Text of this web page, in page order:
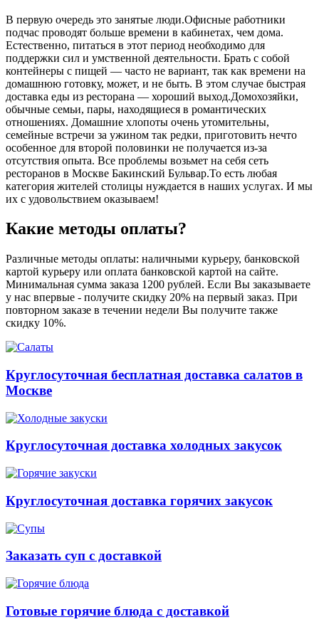
В первую очередь это занятые люди.Офисные работники
подчас проводят больше времени в кабинетах, чем дома.
Естественно, питаться в этот период необходимо для
поддержки сил и умственной деятельности. Брать с собой
контейнеры с пищей ― часто не вариант, так как времени на
домашнюю готовку, может, и не быть. В этом случае быстрая
доставка еды из ресторана ― хороший выход.Домохозяйки,
обычные семьи, пары, находящиеся в романтических
отношениях. Домашние хлопоты очень утомительны,
семейные встречи за ужином так редки, приготовить нечто
особенное для второй половинки не получается из-за
отсутствия опыта. Все проблемы возьмет на себя сеть
ресторанов в Москве Бакинский Бульвар.То есть любая
категория жителей столицы нуждается в наших услугах. И мы
их с удовольствием оказываем!
Какие методы оплаты?
Различные методы оплаты: наличными курьеру, банковской
картой курьеру или оплата банковской картой на сайте.
Минимальная сумма заказа 1200 рублей. Если Вы заказываете
у нас впервые - получите скидку 20% на первый заказ. При
повторном заказе в течении недели Вы получите также
скидку 10%.
Круглосуточная бесплатная доставка салатов в
Москве
Круглосуточная доставка холодных закусок
Круглосуточная доставка горячих закусок
Заказать суп с доставкой
Готовые горячие блюда с доставкой